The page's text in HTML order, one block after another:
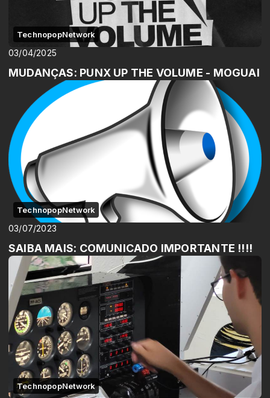
TechnopopNetwork
03/04/2025
MUDANÇAS: PUNX UP THE VOLUME - MOGUAI
TechnopopNetwork
03/07/2023
SAIBA MAIS: COMUNICADO IMPORTANTE !!!!
TechnopopNetwork